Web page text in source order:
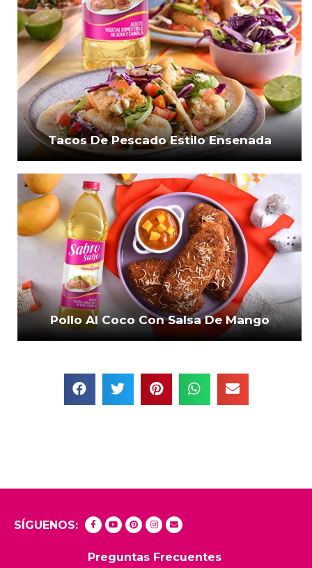
Tacos De Pescado Estilo Ensenada
Pollo Al Coco Con Salsa De Mango
SÍGUENOS:
Preguntas Frecuentes